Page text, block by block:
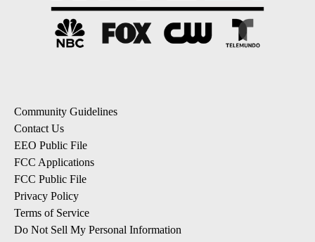
Community Guidelines
Contact Us
EEO Public File
FCC Applications
FCC Public File
Privacy Policy
Terms of Service
Do Not Sell My Personal Information